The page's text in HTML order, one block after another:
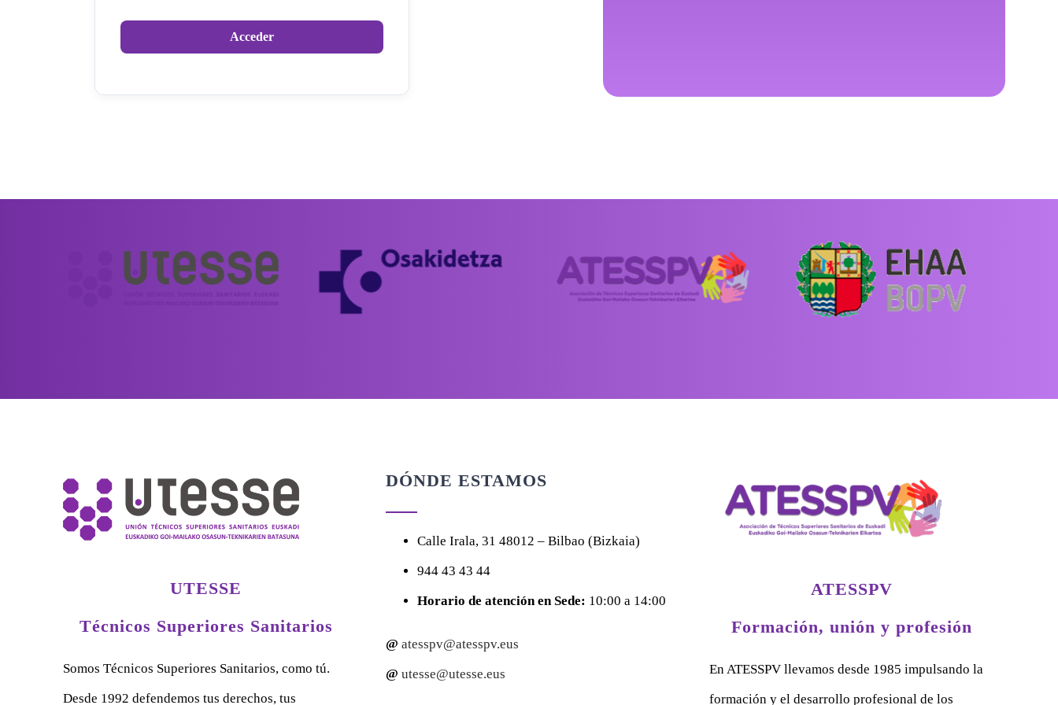
UTESSE
Técnicos Superiores Sanitarios
Somos Técnicos Superiores Sanitarios, como tú.
Desde 1992 defendemos tus derechos, tus
DÓNDE ESTAMOS
CalleIrala, 3148012 – Bilbao (Bizkaia)
944 43 43 44
Horario de atención en Sede: 10:00 a 14:00
@ atesspv@atesspv.eus
@ utesse@utesse.eus
ATESSPV
Formación, unión y profesión
En ATESSPV llevamos desde 1985 impulsando la
formación y el desarrollo profesional de los